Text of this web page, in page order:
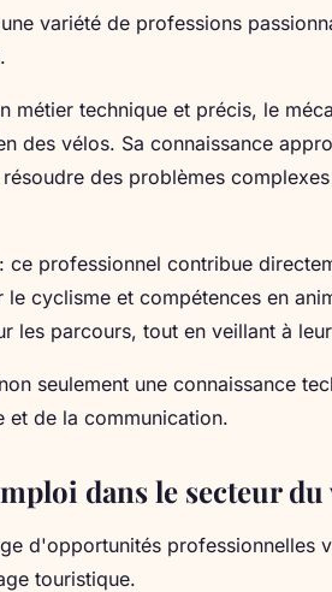
variété de professions
métier technique et précis, le
des vélos. Sa connaissance
des problèmes
: ce professionnel contribue
cyclisme et compétences en
les parcours, tout en veillant à
seulement une connaissance
et de la communication.
dans le secteur du
d'opportunités professionnelles
touristique.